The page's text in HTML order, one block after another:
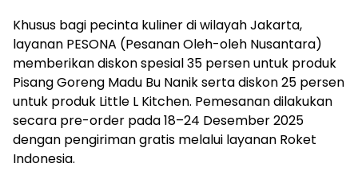
Khusus bagi pecinta kuliner di wilayah Jakarta,
layanan PESONA (Pesanan Oleh-oleh Nusantara)
memberikan diskon spesial 35 persen untuk produk
Pisang Goreng Madu Bu Nanik serta diskon 25 persen
untuk produk Little L Kitchen. Pemesanan dilakukan
secara pre-order pada 18–24 Desember 2025
dengan pengiriman gratis melalui layanan Roket
Indonesia.